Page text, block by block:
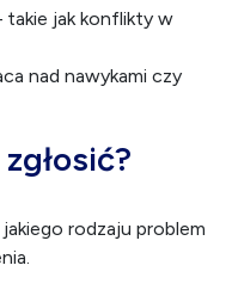
jak konflikty w
nad nawykami czy
rodzaju problem